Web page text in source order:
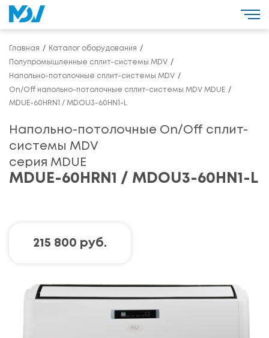
Главная Каталог оборудования
Полупромышленные сплит-системы MDV
Напольно-потолочные сплит-системы MDV
On/Off напольно-потолочные сплит-системы MDV MDUE
MDUE-60HRN1 / MDOU3-60HN1-L
Напольно-потолочные On/Off сплит-
системы MDV
серия MDUE
MDUE-60HRN1 / MDOU3-60HN1-L
215 800 руб.